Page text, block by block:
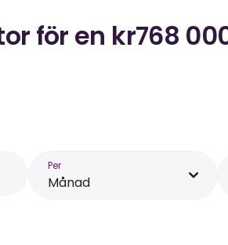
för en kr768
Per
Månad